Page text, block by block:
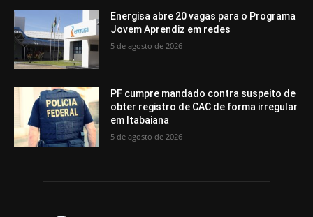
Energisa abre 20 vagas para o Programa
Jovem Aprendiz em redes
5 de agosto de 2026
PF cumpre mandado contra suspeito de
obter registro de CAC de forma irregular
em Itabaiana
5 de agosto de 2026